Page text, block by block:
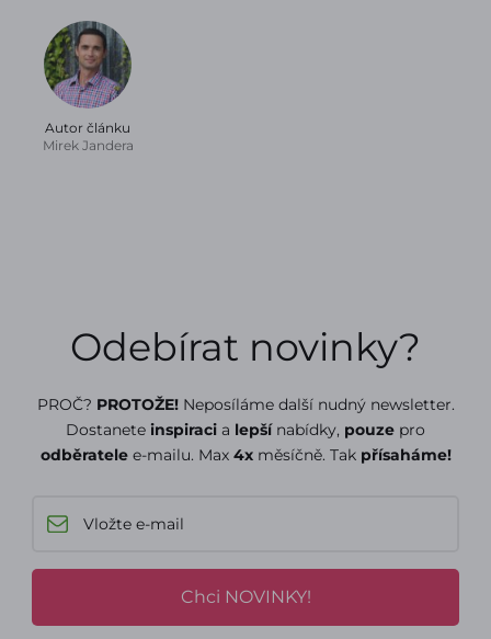
Autor článku
Mirek Jandera
Odebírat novinky?
PROČ? PROTOŽE! Neposíláme další nudný newsletter.
Dostanete inspiraci a lepšínabídky, pouze pro
odběratelee-mailu. Max 4xměsíčně. Tak přísaháme!
Chci NOVINKY!